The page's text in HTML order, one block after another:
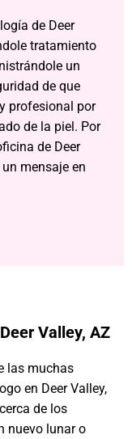
de Deer
tratamiento
un
de que
profesional por
de la piel. Por
de Deer
mensaje en
Valley, AZ
las muchas
en Deer Valley,
de los
nuevo lunar o